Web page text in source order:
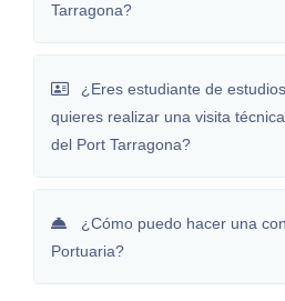
Tarragona?
¿Eres estudiante de
quieres realizar una visita
del Port Tarragona?
¿Cómo puedo hacer una
Portuaria?